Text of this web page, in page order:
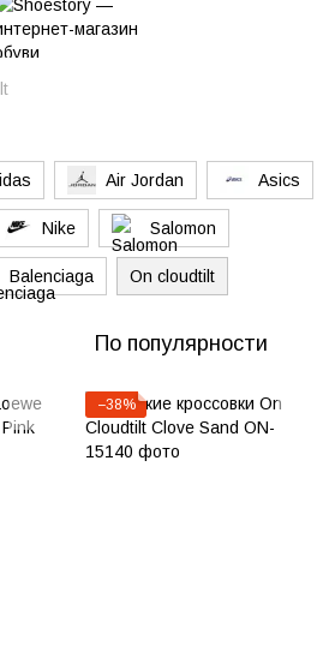
Air Jordan Asics
Nike Salomon
Balenciaga On cloudtilt
По популярности
−38%